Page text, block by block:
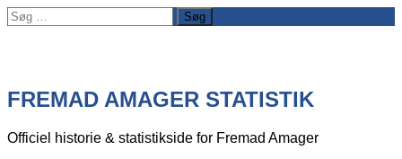
Søg
efter:
FREMAD AMAGER STATISTIK
Officiel historie & statistikside for Fremad Amager